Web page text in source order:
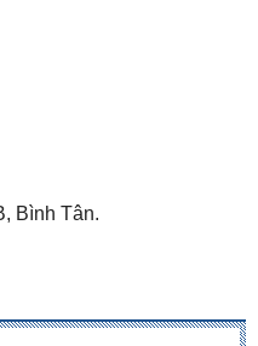
Bình Tân.